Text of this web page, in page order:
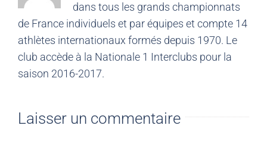
dans tous les grands championnats
de France individuels et par équipes et compte 14
athlètes internationaux formés depuis 1970. Le
club accède à la Nationale 1 Interclubs pour la
saison 2016-2017.
Laisser un commentaire